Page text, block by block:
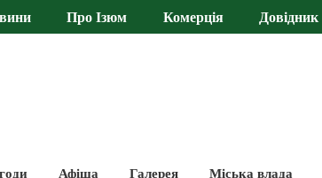
Про Ізюм Комерція Довідник
Афіша Галерея Міська влада